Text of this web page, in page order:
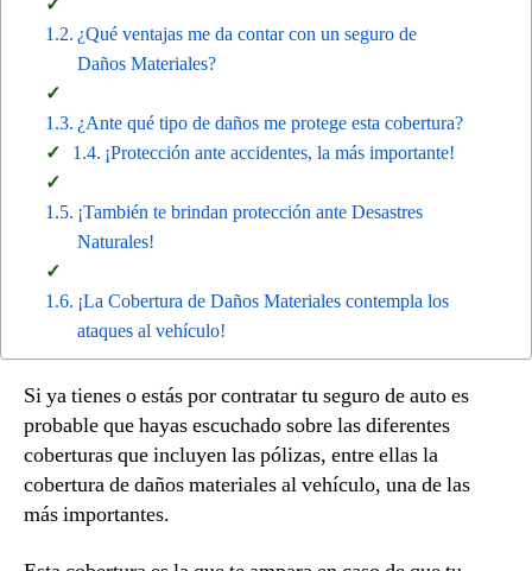
¿Qué ventajas me da contar con un seguro de
Daños Materiales?
¿Ante qué tipo de daños me protege esta cobertura?
¡Protección ante accidentes, la más importante!
¡También te brindan protección ante Desastres
Naturales!
¡La Cobertura de Daños Materiales contempla los
ataques al vehículo!
Si ya tienes o estás por contratar tu seguro de auto es
probable que hayas escuchado sobre las diferentes
coberturas que incluyen las pólizas, entre ellas la
cobertura de daños materiales al vehículo, una de las
más importantes.